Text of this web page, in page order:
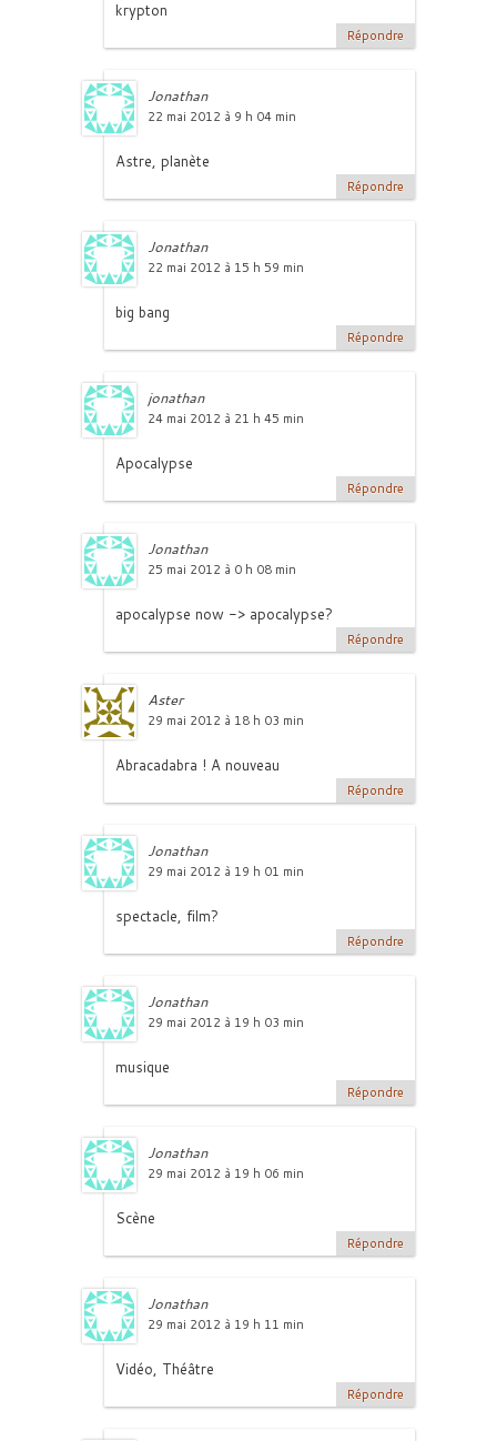
krypton
Répondre
Jonathan
22 mai 2012 à 9 h 04 min
Astre, planète
Répondre
Jonathan
22 mai 2012 à 15 h 59 min
big bang
Répondre
jonathan
24 mai 2012 à 21 h 45 min
Apocalypse
Répondre
Jonathan
25 mai 2012 à 0 h 08 min
apocalypse now -> apocalypse?
Répondre
Aster
29 mai 2012 à 18 h 03 min
Abracadabra ! A nouveau
Répondre
Jonathan
29 mai 2012 à 19 h 01 min
spectacle, film?
Répondre
Jonathan
29 mai 2012 à 19 h 03 min
musique
Répondre
Jonathan
29 mai 2012 à 19 h 06 min
Scène
Répondre
Jonathan
29 mai 2012 à 19 h 11 min
Vidéo, Théâtre
Répondre